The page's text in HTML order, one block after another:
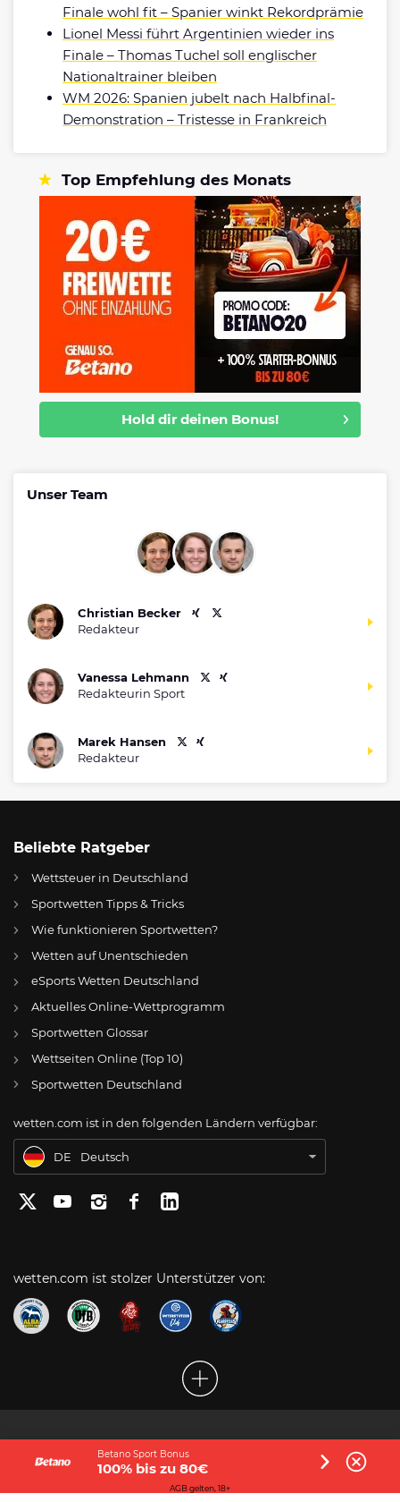
Finale wohl fit – Spanier winkt Rekordprämie
Lionel Messi führt Argentinien wieder ins
Finale – Thomas Tuchel soll englischer
Nationaltrainer bleiben
WM 2026: Spanien jubelt nach Halbfinal-
Demonstration – Tristesse in Frankreich
Top Empfehlung des Monats
Hold dir deinen Bonus!
Unser Team
Christian Becker
Redakteur
Vanessa Lehmann
Redakteurin Sport
Marek Hansen
Redakteur
Beliebte Ratgeber
Wettsteuer in Deutschland
Sportwetten Tipps & Tricks
Wie funktionieren Sportwetten?
Wetten auf Unentschieden
eSports Wetten Deutschland
Aktuelles Online-Wettprogramm
Sportwetten Glossar
Wettseiten Online (Top 10)
Sportwetten Deutschland
wetten.com ist in den folgenden Ländern verfügbar:
AT Online Wetten Österreich
CH Online Glücksspiel Schweiz
Apostas Online no Brasil
DE
Deutsch
wetten.com ist stolzer Unterstützer von:
SPIELEN SIE STETS VERANTWORTUNGSVOLL.
Betano Sport Bonus
100% bis zu 80€
AGB gelten, 18+